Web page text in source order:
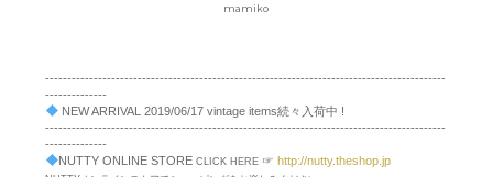
mamiko
-------------------------------------------------------------------------------------------
--------------
NEW ARRIVAL 2019/06/17 vintage items続々入荷中 !
-------------------------------------------------------------------------------------------
--------------
NUTTY ONLINE STORE CLICK HERE ☞ http://nutty.theshop.jp